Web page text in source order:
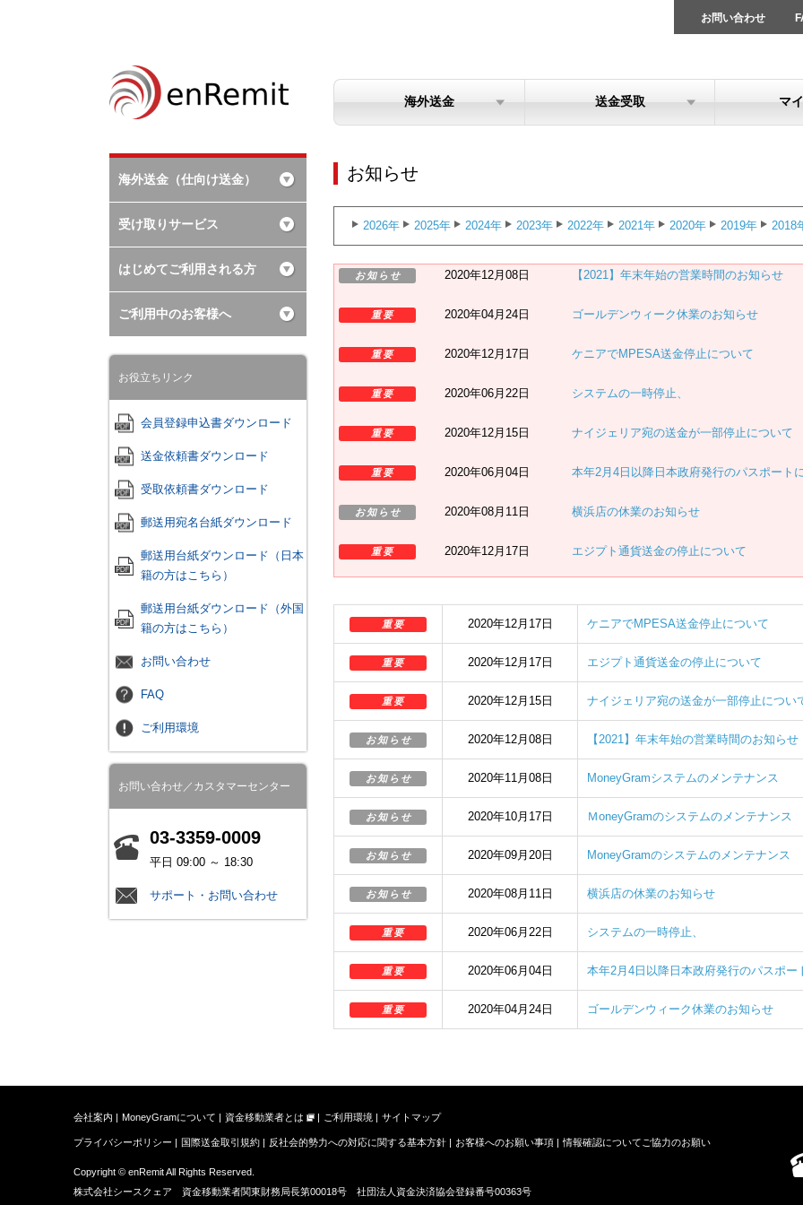
お問い合わせ
海外送金 送金受取 マ
お知らせ
2026年 2025年 2024年 2023年 2022年 2021年 2020年 2019年 2018
お知らせ 2020年12月08日 【2021】年末年始の営業時間のお知らせ
重要 2020年04月24日 ゴールデンウィーク休業のお知らせ
重要 2020年12月17日 ケニアでMPESA送金停止について
重要 2020年06月22日 システムの一時停止、
重要 2020年12月15日 ナイジェリア宛の送金が一部停止について
重要 2020年06月04日 本年2月4日以降日本政府発行のパスポート
お知らせ 2020年08月11日 横浜店の休業のお知らせ
重要 2020年12月17日 エジプト通貨送金の停止について
重要 2020年12月17日 ケニアでMPESA送金停止について
重要 2020年12月17日 エジプト通貨送金の停止について
重要 2020年12月15日 ナイジェリア宛の送金が一部停止につい
お知らせ 2020年12月08日 【2021】年末年始の営業時間のお知らせ
お知らせ 2020年11月08日 MoneyGramシステムのメンテナンス
お知らせ 2020年10月17日 ＭoneyGramのシステムのメンテナンス
お知らせ 2020年09月20日 MoneyGramのシステムのメンテナンス
お知らせ 2020年08月11日 横浜店の休業のお知らせ
重要 2020年06月22日 システムの一時停止、
重要 2020年06月04日 本年2月4日以降日本政府発行のパスポー
重要 2020年04月24日 ゴールデンウィーク休業のお知らせ
海外送金（仕向け送金）
受け取りサービス
はじめてご利用される方
ご利用中のお客様へ
お役立ちリンク
会員登録申込書ダウンロード
送金依頼書ダウンロード
受取依頼書ダウンロード
郵送用宛名台紙ダウンロード
郵送用台紙ダウンロード（日本
籍の方はこちら）
郵送用台紙ダウンロード（外国
籍の方はこちら）
お問い合わせ
FAQ
ご利用環境
お問い合わせ／カスタマーセンター
03-3359-0009
平日 09:00 ～ 18:30
サポート・お問い合わせ
会社案内 MoneyGramについて 資金移動業者とは ご利用環境 サイトマップ
プライバシーポリシー 国際送金取引規約 反社会的勢力への対応に関する基本方針 お客様へのお願い事項 情報確認についてご協力のお願い
Copyright © enRemit All Rights Reserved.
株式会社シースクェア 資金移動業者関東財務局長第00018号 社団法人資金決済協会登録番号00363号